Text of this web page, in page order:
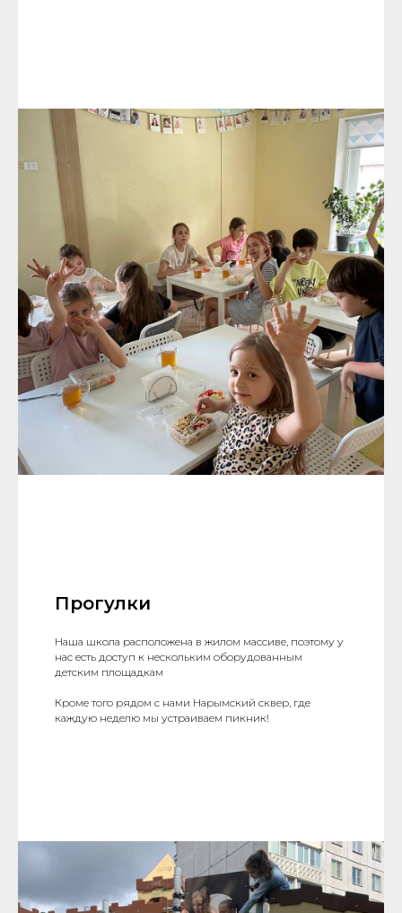
Прогулки
Наша школа расположена в жилом массиве, поэтому у
нас есть доступ к нескольким оборудованным
детским площадкам
Кроме того рядом с нами Нарымский сквер, где
каждую неделю мы устраиваем пикник!